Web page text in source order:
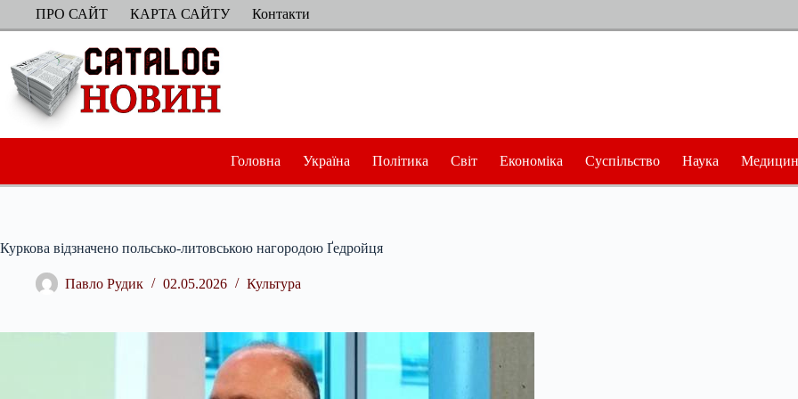
ПерейтиПРО САЙТ КАРТА САЙТУ Контакти
Головна Україна Політика Світ Економіка Суспільство Наука
Куркова відзначено польсько-литовською нагородою Ґедройця
Павло Рудик 02.05.2026 Культура